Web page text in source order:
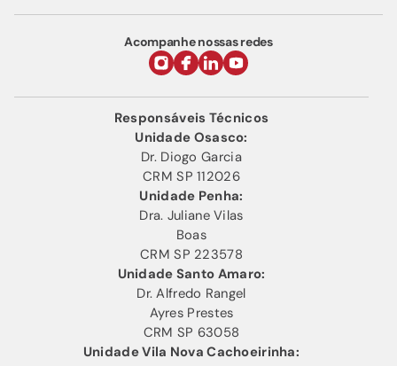
Acompanhe nossas redes
Responsáveis Técnicos
Unidade Osasco:
Dr. Diogo Garcia
CRM SP 112026
Unidade Penha:
Dra. Juliane Vilas
Boas
CRM SP 223578
Unidade Santo Amaro:
Dr. Alfredo Rangel
Ayres Prestes
CRM SP 63058
Unidade Vila Nova Cachoeirinha: